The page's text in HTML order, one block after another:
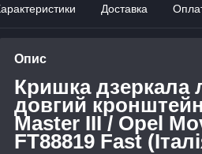
Доставка
Опис
Кришка дзеркала
довгий
Master III / Opel
FT88819 Fast